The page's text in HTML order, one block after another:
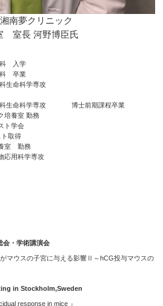
南夢クリニック
室長 河野博臣氏
科 入学
科 卒業
生命科学専攻
究科生命科学専攻 博士前期課程卒業
培養室 勤務
ト学会
取得
室 勤務
応用科学専攻
会・学術講演会
マウスの子宮に与える影響Ⅱ～hCG投与マウスの
in Stockholm,Sweden
response in mice 』